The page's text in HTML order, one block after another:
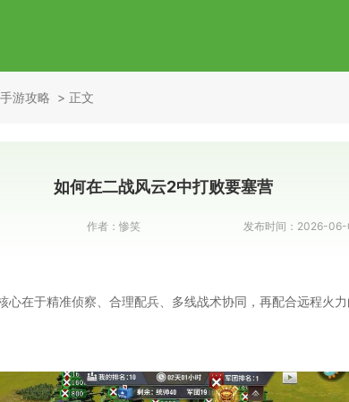
手游攻略 正文
如何在二战风云2中打败要塞营
作者： 惨笑 发布时间： 2026-06-
心在于精准侦察、合理配兵、多线战术协同，再配合远程火